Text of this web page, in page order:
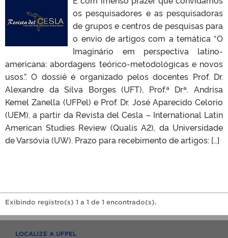
os pesquisadores e as pesquisadoras
de grupos e centros de pesquisas para
o envio de artigos com a temática “O
Imaginário em perspectiva latino-
americana: abordagens teórico-metodológicas e novos
usos.”. O dossiê é organizado pelos docentes Prof. Dr.
Alexandre da Silva Borges (UFT), Prof.ª Drª. Andrisa
Kemel Zanella (UFPel) e Prof. Dr. José Aparecido Celorio
(UEM), a partir da Revista del Cesla – International Latin
American Studies Review (Qualis A2), da Universidade
de Varsóvia (UW). Prazo para recebimento de artigos: […]
Exibindo registro(s) 1 a 1 de 1 encontrado(s).
LOCALIZE A UFPEL